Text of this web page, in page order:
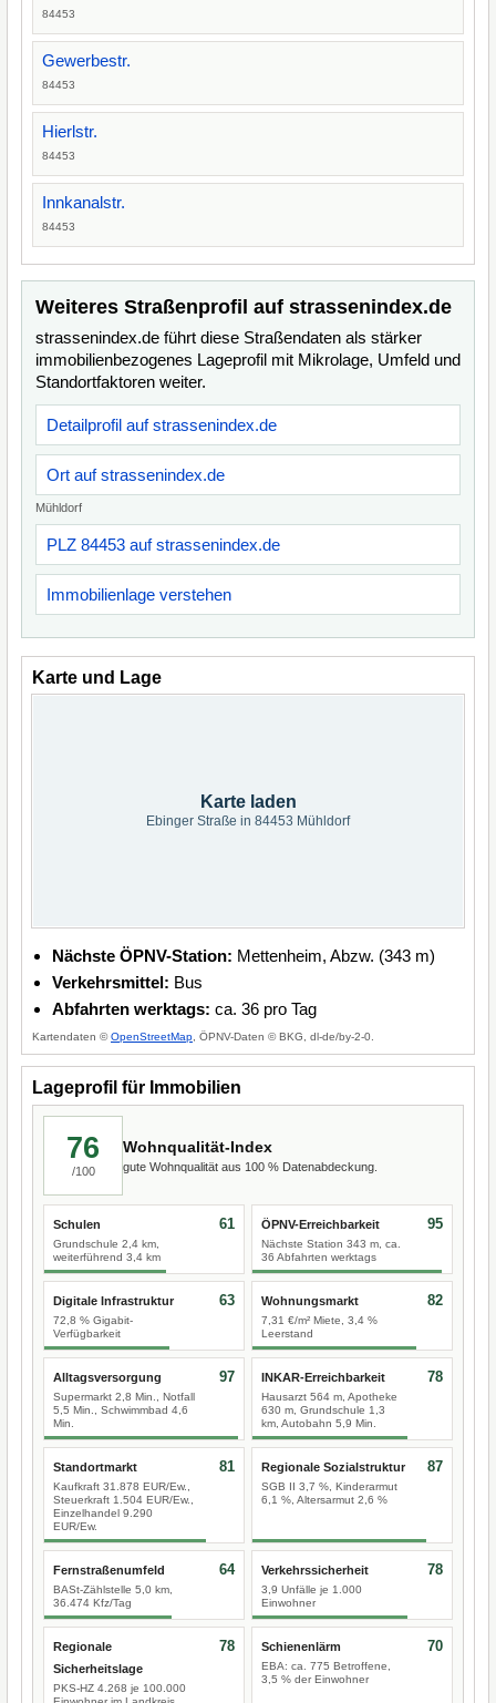
84453
Gewerbestr.
84453
Hierlstr.
84453
Innkanalstr.
84453
Weiteres Straßenprofil auf strassenindex.de
strassenindex.de führt diese Straßendaten als stärker
immobilienbezogenes Lageprofil mit Mikrolage, Umfeld und
Standortfaktoren weiter.
Detailprofil auf strassenindex.de
Ort auf strassenindex.de
Mühldorf
PLZ 84453 auf strassenindex.de
Immobilienlage verstehen
Karte und Lage
Karte laden
Ebinger Straße in 84453 Mühldorf
Nächste ÖPNV-Station: Mettenheim, Abzw. (343 m)
Verkehrsmittel: Bus
Abfahrten werktags: ca. 36 pro Tag
Kartendaten ©OpenStreetMap , ÖPNV-Daten © BKG, dl-de/by-2-0.
Lageprofil für Immobilien
76
/100
Wohnqualität-Index
gute Wohnqualität aus 100 % Datenabdeckung.
Schulen
Grundschule 2,4 km,
weiterführend 3,4 km
61 ÖPNV-Erreichbarkeit
Nächste Station 343 m, ca.
36 Abfahrten werktags
95
Digitale Infrastruktur
72,8 % Gigabit-
Verfügbarkeit
63 Wohnungsmarkt
7,31 €/m² Miete, 3,4 %
Leerstand
82
Alltagsversorgung
Supermarkt 2,8 Min., Notfall
5,5 Min., Schwimmbad 4,6
Min.
97 INKAR-Erreichbarkeit
Hausarzt 564 m, Apotheke
630 m, Grundschule 1,3
km, Autobahn 5,9 Min.
78
Standortmarkt
Kaufkraft 31.878 EUR/Ew.,
Steuerkraft 1.504 EUR/Ew.,
Einzelhandel 9.290
EUR/Ew.
81 Regionale Sozialstruktur
SGB II 3,7 %, Kinderarmut
6,1 %, Altersarmut 2,6 %
87
Fernstraßenumfeld
BASt-Zählstelle 5,0 km,
36.474 Kfz/Tag
64 Verkehrssicherheit
3,9 Unfälle je 1.000
Einwohner
78
Regionale
Sicherheitslage
PKS-HZ 4.268 je 100.000
78 Schienenlärm
EBA: ca. 775 Betroffene,
3,5 % der Einwohner
70